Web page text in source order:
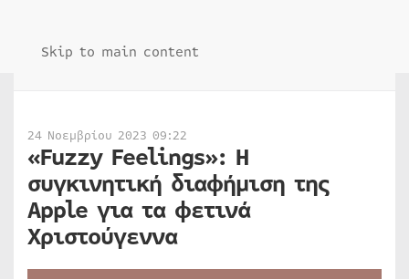
Skip to main content
24 Νοεμβρίου 2023 09:22
«Fuzzy Feelings»: Η
συγκινητική διαφήμιση της
Apple για τα φετινά
Χριστούγεννα